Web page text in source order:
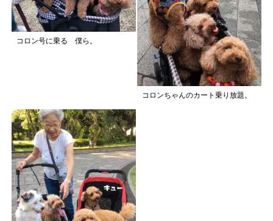
コロン号に乗る 僕ら。
コロンちゃんのカート乗り放題。